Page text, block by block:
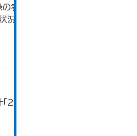
者も含まれるため。 大仙
」のデータを参照してい
2-6 労働力人口」のデータ